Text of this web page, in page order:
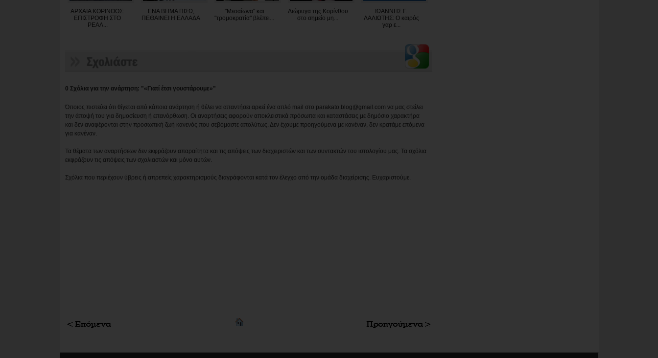
ΑΡΧΑΙΑ ΚΟΡΙΝΘΟΣ:
ΕΠΙΣΤΡΟΦΗ ΣΤΟ
ΡΕΑΛ...
ΕΝΑ ΒΗΜΑ ΠΙΣΩ,
ΠΕΘΑΙΝΕΙ Η ΕΛΛΑΔΑ
"Μεσαίωνα" και
"τρομοκρατία" βλέπει...
Διώρυγα της Κορίνθου
στο σημείο μη...
ΙΩΑΝΝΗΣ Γ.
ΛΑΛΙΩΤΗΣ: Ο καιρός
γαρ ε...
0 Σχόλια για την ανάρτηση: "«Γιατί έτσι γουστάρουμε»"
Όποιος πιστεύει ότι θίγεται από κάποια ανάρτηση ή θέλει να απαντήσει αρκεί ένα απλό mail στο parakato.blog@gmail.com να μας στείλει
την άποψή του για δημοσίευση ή επανόρθωση. Οι αναρτήσεις αφορούν αποκλειστικά πρόσωπα και καταστάσεις με δημόσιο χαρακτήρα
και δεν αναφέρονται στην προσωπική ζωή κανενός που σεβόμαστε απολύτως. Δεν έχουμε προηγούμενα με κανέναν, δεν κρατάμε επόμενα
για κανέναν.
Τα θέματα των αναρτήσεων δεν εκφράζουν απαραίτητα και τις απόψεις των διαχειριστών και των συντακτών του ιστολογίου μας. Τα σχόλια
εκφράζουν τις απόψεις των σχολιαστών και μόνο αυτών.
Σχόλια που περιέχουν ύβρεις ή απρεπείς χαρακτηρισμούς διαγράφονται κατά τον έλεγχο από την ομάδα διαχείρισης. Ευχαριστούμε.